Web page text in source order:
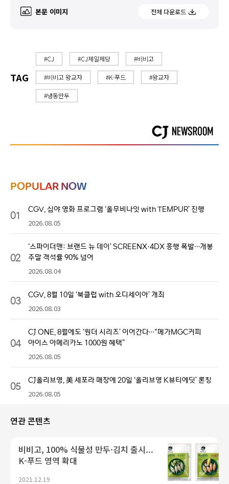
본문 이미지 전체 다운로드
TAG
#CJ #CJ제일제당 #비비고
#비비고 왕교자 #K-푸드 #왕교자
#냉동만두
POPULAR NOW
01 CGV, 심야 영화 프로그램 ‘올무비나잇 with TEMPUR’ 진행
2026.08.05
02
‘스파이더맨: 브랜드 뉴 데이’ SCREENX·4DX 흥행 폭발…개봉
주말 객석률 90% 넘어
2026.08.04
03 CGV, 8월 10일 ‘북클럽 with 오디세이아’ 개최
2026.08.03
04
CJ ONE, 8월에도 ‘원더 시리즈’ 이어간다…“메가MGC커피
아이스 아메리카노 1000원 혜택”
2026.08.05
05 CJ올리브영, 美 세포라 매장에 20일 ‘올리브영 K뷰티에딧’ 론칭
2026.08.05
연관 콘텐츠
비비고, 100% 식물성 만두·김치 출시...
K-푸드 영역 확대
2021.12.19